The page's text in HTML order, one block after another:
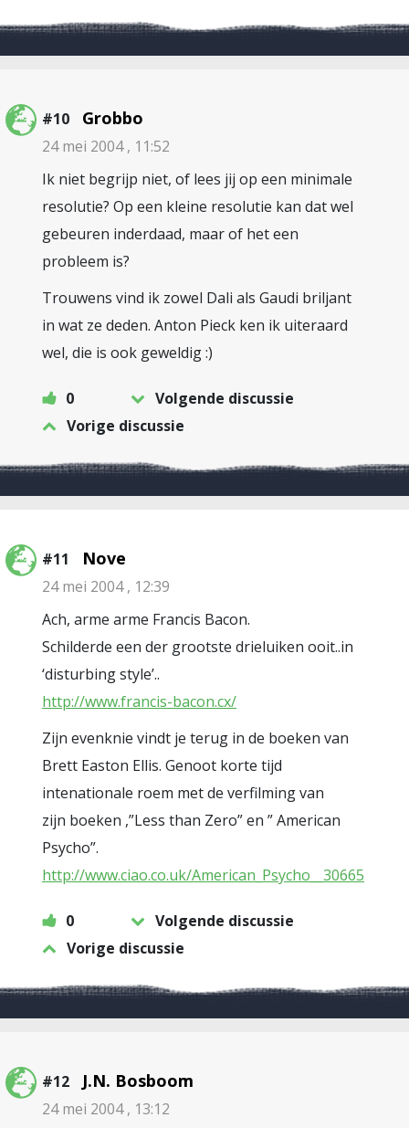
#10 Grobbo
24 mei 2004 , 11:52
Ik niet begrijp niet, of lees jij op een minimale
resolutie? Op een kleine resolutie kan dat wel
gebeuren inderdaad, maar of het een
probleem is?
Trouwens vind ik zowel Dali als Gaudi briljant
in wat ze deden. Anton Pieck ken ik uiteraard
wel, die is ook geweldig :)
0
Volgende discussie
Vorige discussie
#11 Nove
24 mei 2004 , 12:39
Ach, arme arme Francis Bacon.
Schilderde een der grootste drieluiken ooit..in
‘disturbing style’..
http://www.francis-bacon.cx/
Zijn evenknie vindt je terug in de boeken van
Brett Easton Ellis. Genoot korte tijd
intenationale roem met de verfilming van
zijn boeken ,”Less than Zero” en ” American
Psycho”.
http://www.ciao.co.uk/American_Psycho__30665
0
Volgende discussie
Vorige discussie
#12 J.N. Bosboom
24 mei 2004 , 13:12